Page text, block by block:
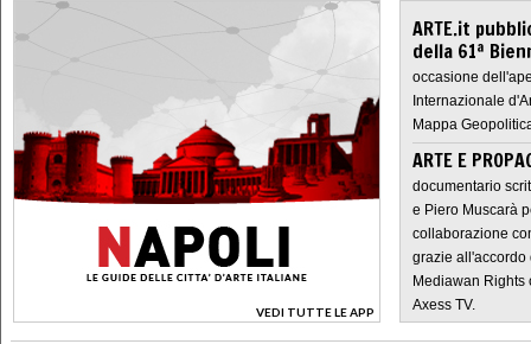
VEDI TUTTE LE APP
>
ARTE.it
della 61ª
occasione
Internazionale
Mappa
ARTE E
documentario
e Piero Muscarà
collaborazione
grazie all'accordo
Mediawan
Axess TV.